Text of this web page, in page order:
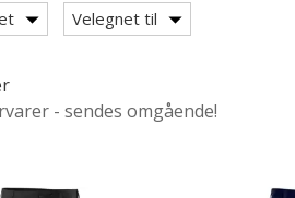
Velegnet til
- sendes omgående!